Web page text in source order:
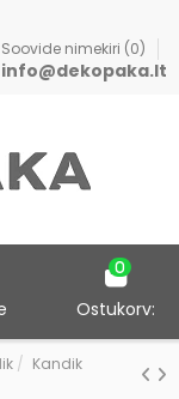
Soovide nimekiri (0)
0
Ostukorv:
Kandik